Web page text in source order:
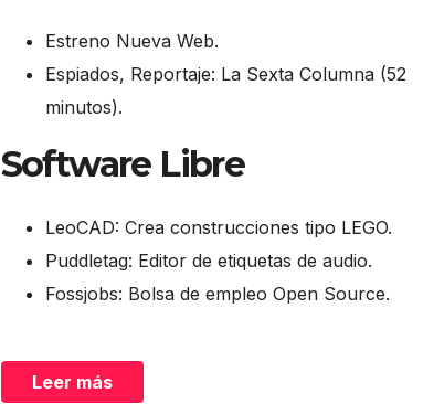
Estreno Nueva Web.
Espiados, Reportaje: La Sexta Columna (52
minutos).
Software Libre
LeoCAD: Crea construcciones tipo LEGO.
Puddletag: Editor de etiquetas de audio.
Fossjobs: Bolsa de empleo Open Source.
Leer más